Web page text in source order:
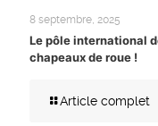
8 septembre, 2025
Le pôle international
chapeaux de roue !
Article complet